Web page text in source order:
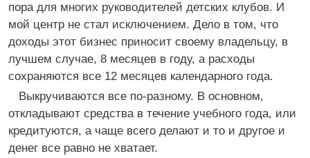
пора для многих руководителей детских клубов. И
мой центр не стал исключением. Дело в том, что
доходы этот бизнес приносит своему владельцу, в
лучшем случае, 8 месяцев в году, а расходы
сохраняются все 12 месяцев календарного года.
Выкручиваются все по-разному. В основном,
откладывают средства в течение учебного года, или
кредитуются, а чаще всего делают и то и другое и
денег все равно не хватает.